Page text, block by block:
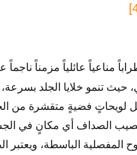
مناعياً عائلياً مزمناً ناجماً
حيث تنمو خلايا الجلد
لويحاتٍ فضيةٍ متقشرة من
الصداف أي مكانٍ في
المفصلية الباسطة، ويعتبر